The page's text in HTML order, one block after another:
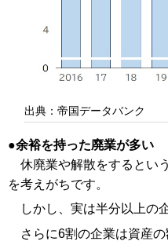
出典：帝国データバンク
余裕を持った廃業が多い
休廃業や解散をするとい
を考えがちです。
しかし、実は半分以上の
さらに6割の企業は資産